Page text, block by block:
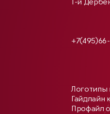
1-й
Логотипы
Профайл